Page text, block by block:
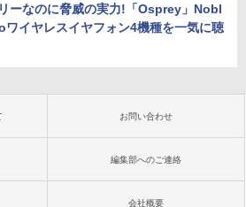
ーなのに脅威の実力!「Osprey」Nobl
イヤレスイヤフォン4機種を一気に聴
お問い合わせ
編集部へのご連絡
会社概要